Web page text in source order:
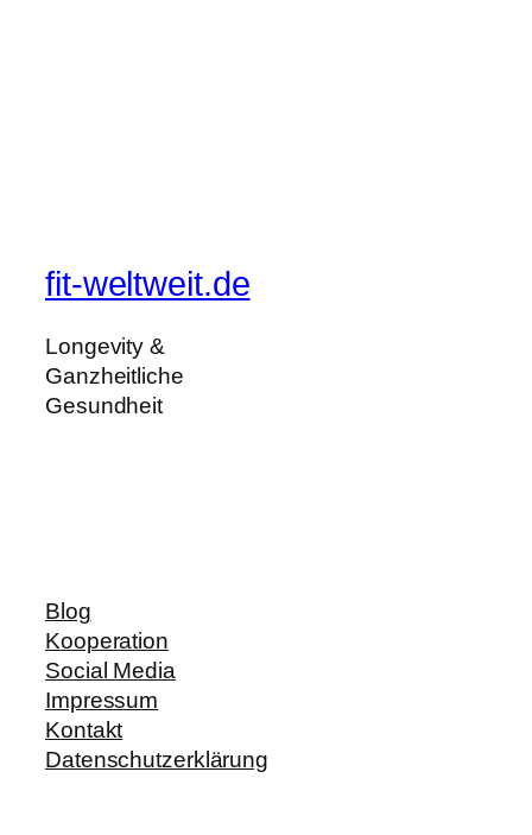
fit-weltweit.de
Longevity &
Ganzheitliche
Gesundheit
Blog
Kooperation
Social Media
Impressum
Kontakt
Datenschutzerklärung